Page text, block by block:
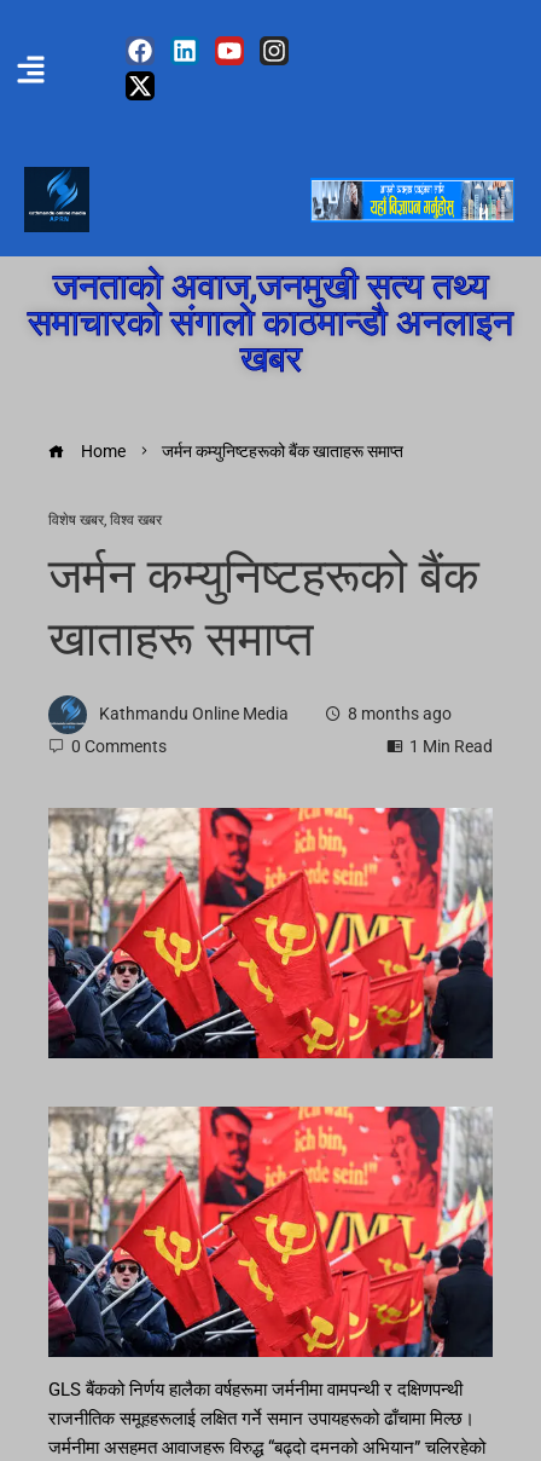
जनताको अवाज,जनमुखी सत्य तथ्य
समाचारको संगालो काठमान्डौ अनलाइन
खबर
Home जर्मन कम्युनिष्टहरूको बैंक खाताहरू समाप्त
विशेष खबर, विश्व खबर
जर्मन कम्युनिष्टहरूको बैंक
खाताहरू समाप्त
Kathmandu Online Media
8 months ago
0 Comments
1 Min Read
GLS बैंकको निर्णय हालैका वर्षहरूमा जर्मनीमा वामपन्थी र दक्षिणपन्थी
राजनीतिक समूहहरूलाई लक्षित गर्ने समान उपायहरूको ढाँचामा मिल्छ।
जर्मनीमा असहमत आवाजहरू विरुद्ध “बढ्दो दमनको अभियान” चलिरहेको